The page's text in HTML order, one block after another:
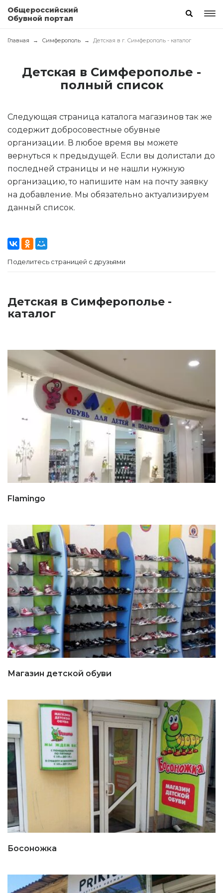
Общероссийский
Обувной портал
Главная Симферополь Детская в г. Симферополь - каталог
Детская в Симферополье -
полный список
Следующая страница каталога магазинов так же
содержит добросовестные обувные
организации. В любое время вы можете
вернуться к предыдущей. Если вы долистали до
последней страницы и не нашли нужную
организацию, то напишите нам на почту заявку
на добавление. Мы обязательно актуализируем
данный список.
Поделитесь страницей с друзьями
Детская в Симферополье -
каталог
Flamingo
Магазин детской обуви
Босоножка